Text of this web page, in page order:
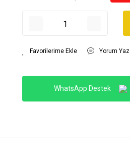
Yorum Yaz
WhatsApp Destek